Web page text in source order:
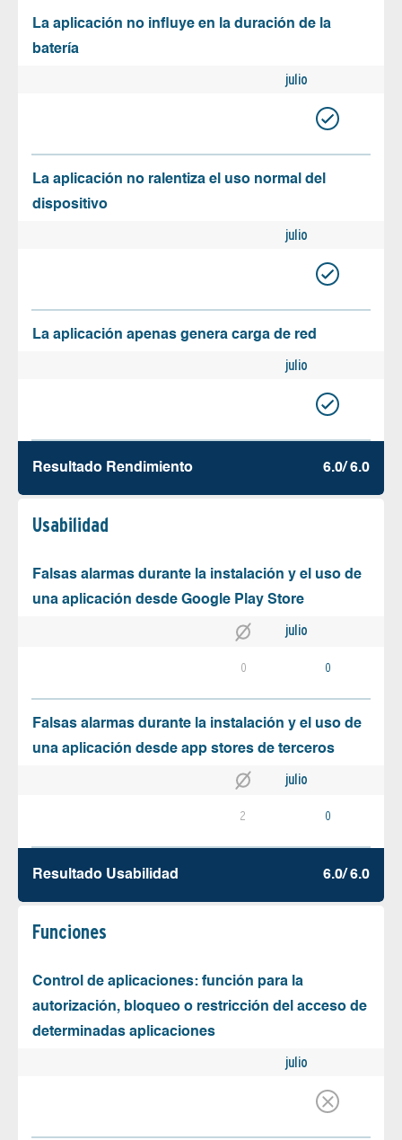
La aplicación no influye en la duración de la
batería
julio
La aplicación no ralentiza el uso normal del
dispositivo
julio
La aplicación apenas genera carga de red
julio
Resultado Rendimiento 6.0/ 6.0
Usabilidad
Falsas alarmas durante la instalación y el uso de
una aplicación desde Google Play Store
julio
0 0
Falsas alarmas durante la instalación y el uso de
una aplicación desde app stores de terceros
julio
2 0
Resultado Usabilidad 6.0/ 6.0
Funciones
Control de aplicaciones: función para la
autorización, bloqueo o restricción del acceso de
determinadas aplicaciones
julio